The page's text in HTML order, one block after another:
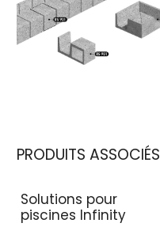
PRODUITS ASSOCIÉS
Solutions pour
piscines Infinity